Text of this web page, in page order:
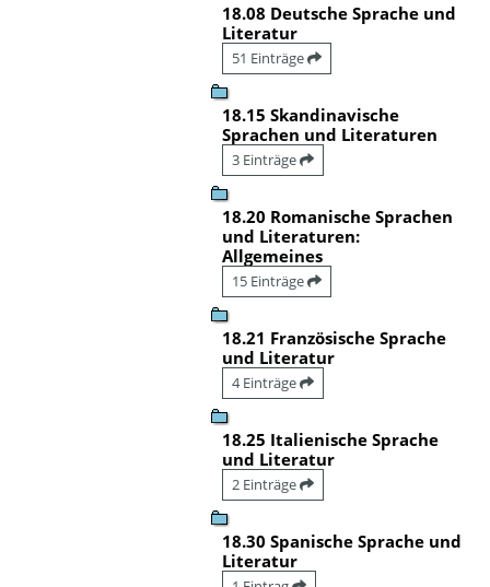
18.08 Deutsche Sprache und
Literatur
51 Einträge
18.15 Skandinavische
Sprachen und Literaturen
3 Einträge
18.20 Romanische Sprachen
und Literaturen:
Allgemeines
15 Einträge
18.21 Französische Sprache
und Literatur
4 Einträge
18.25 Italienische Sprache
und Literatur
2 Einträge
18.30 Spanische Sprache und
Literatur